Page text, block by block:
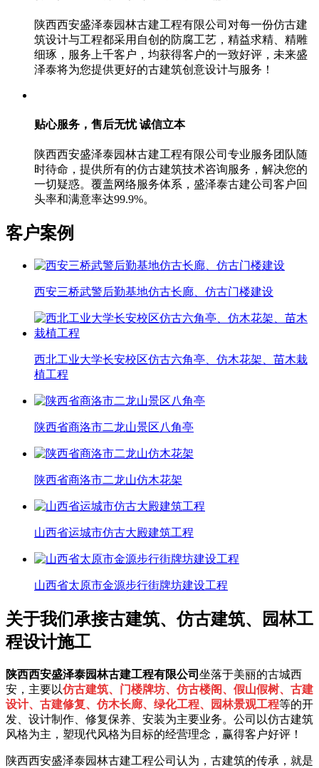
陕西西安盛泽泰园林古建工程有限公司对每一份仿古建
筑设计与工程都采用自创的防腐工艺，精益求精、精雕
细琢，服务上千客户，均获得客户的一致好评，未来盛
泽泰将为您提供更好的古建筑创意设计与服务！
贴心服务，售后无忧诚信立本
陕西西安盛泽泰园林古建工程有限公司专业服务团队随
时待命，提供所有的仿古建筑技术咨询服务，解决您的
一切疑惑。覆盖网络服务体系，盛泽泰古建公司客户回
头率和满意率达99.9%。
客户案例
西安三桥武警后勤基地仿古长廊、仿古门楼建设
西北工业大学长安校区仿古六角亭、仿木花架、苗木栽
植工程
陕西省商洛市二龙山景区八角亭
陕西省商洛市二龙山仿木花架
山西省运城市仿古大殿建筑工程
山西省太原市金源步行街牌坊建设工程
关于我们承接古建筑、仿古建筑、园林工
程设计施工
陕西西安盛泽泰园林古建工程有限公司 坐落于美丽的古城西
安，主要以仿古建筑、门楼牌坊、仿古楼阁、假山假树、古建
设计、古建修复、仿木长廊、绿化工程、园林景观工程等的开
发、设计制作、修复保养、安装为主要业务。公司以仿古建筑
风格为主，塑现代风格为目标的经营理念，赢得客户好评！
陕西西安盛泽泰园林古建工程公司认为，古建筑的传承，就是